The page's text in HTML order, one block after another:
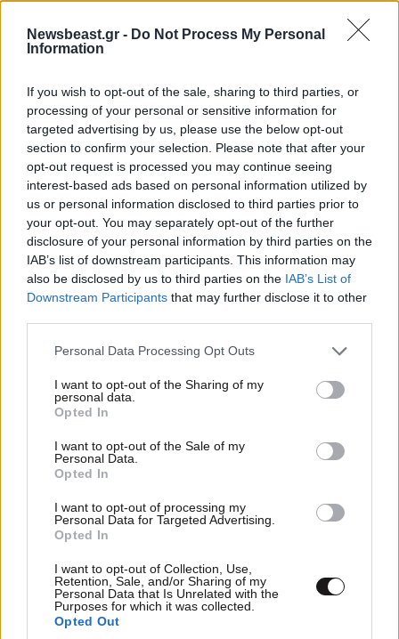
Newsbeast.gr - Do Not Process My Personal
Information
If you wish to opt-out of the sale, sharing to third parties, or
processing of your personal or sensitive information for
targeted advertising by us, please use the below opt-out
section to confirm your selection. Please note that after your
opt-out request is processed you may continue seeing
interest-based ads based on personal information utilized by
us or personal information disclosed to third parties prior to
your opt-out. You may separately opt-out of the further
disclosure of your personal information by third parties on the
IAB’s list of downstream participants. This information may
also be disclosed by us to third parties on the IAB’s List of
Downstream Participants that may further disclose it to other
Please note that this website/app uses one or more Google
not limited to your visit or usage behaviour. You may click to
grant or deny consent to Google and its third-party tags to
use your data for below specified purposes in below Google
consent section.
Personal Data Processing Opt Outs
I want to opt-out of the Sharing of my
personal data.
Opted In
I want to opt-out of the Sale of my
Personal Data.
Opted In
I want to opt-out of processing my
Personal Data for Targeted Advertising.
Opted In
I want to opt-out of Collection, Use,
Retention, Sale, and/or Sharing of my
Personal Data that Is Unrelated with the
Purposes for which it was collected.
Opted Out
33χρονος ανέβηκε σε βράχο 20 μέτρων μέσα
στη θάλασσα στη Μήλο και δεν μπορούσε να
κατέβει – Στήθηκε επιχείρηση διάσωσης